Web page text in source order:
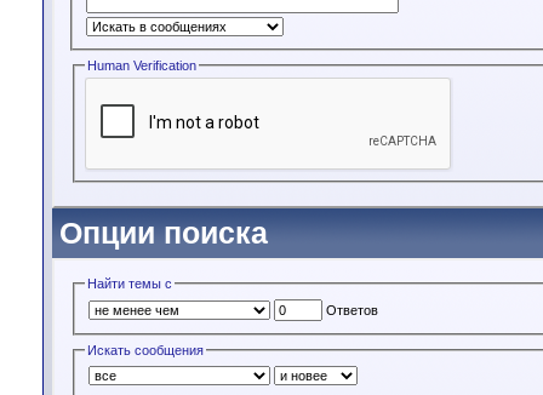
Human Verification
Опции поиска
Найти темы с
Ответов
Искать сообщения